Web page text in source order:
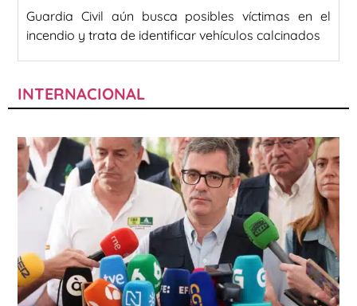
Guardia Civil aún busca posibles víctimas en el
incendio y trata de identificar vehículos calcinados
INTERNACIONAL